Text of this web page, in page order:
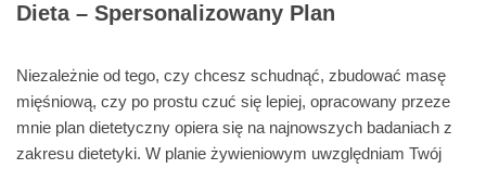
Dieta – Spersonalizowany Plan
Niezależnie od tego, czy chcesz schudnąć, zbudować masę
mięśniową, czy po prostu czuć się lepiej, opracowany przeze
mnie plan dietetyczny opiera się na najnowszych badaniach z
zakresu dietetyki. W planie żywieniowym uwzględniam Twój